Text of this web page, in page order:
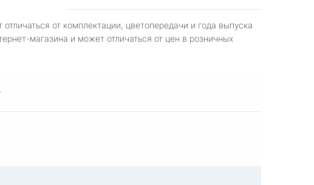
от комплектации, цветопередачи и года выпуска
магазина и может отличаться от цен в розничных